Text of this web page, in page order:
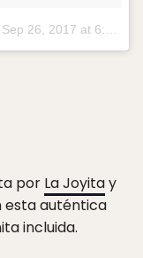
Sep 26, 2017 at 6:33am PDT
por La Joyitay
esta auténtica
incluida.